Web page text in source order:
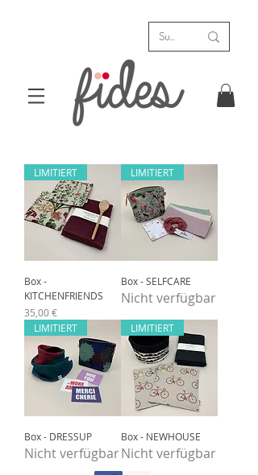
LIMITIERT
Box -
KITCHENFRIENDS
Preis
35,00 €
LIMITIERT
Box - SELFCARE
Nicht verfügbar
LIMITIERT
Box - DRESSUP
Nicht verfügbar
LIMITIERT
Box - NEWHOUSE
Nicht verfügbar